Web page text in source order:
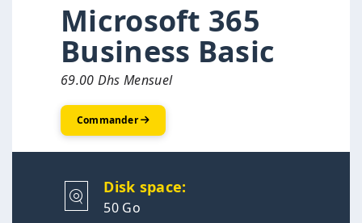
Microsoft 365
Business Basic
69.00 Dhs Mensuel
Commander
Disk space:
50 Go